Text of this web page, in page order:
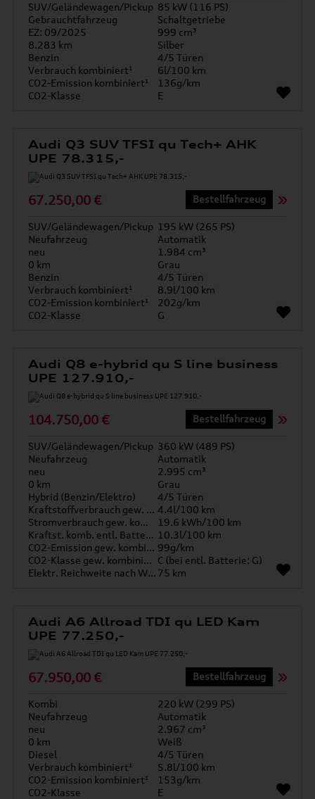
SUV/Geländewagen/Pickup 85 kW (116 PS)
Gebrauchtfahrzeug
Schaltgetriebe
EZ: 09/2025
999 cm³
8.283 km
Silber
Benzin
4/5 Türen
Verbrauch kombiniert¹
6l/100 km
CO2-Emission kombiniert¹
136g/km
CO2-Klasse
E
Audi Q3 SUV TFSI qu Tech+ AHK
UPE 78.315,-
67.250,00 € Bestellfahrzeug
SUV/Geländewagen/Pickup 195 kW (265 PS)
Neufahrzeug
Automatik
neu
1.984 cm³
0 km
Grau
Benzin
4/5 Türen
Verbrauch kombiniert¹
8.9l/100 km
CO2-Emission kombiniert¹
202g/km
CO2-Klasse
G
Audi Q8 e-hybrid qu S line business
UPE 127.910,-
104.750,00 € Bestellfahrzeug
SUV/Geländewagen/Pickup 360 kW (489 PS)
Neufahrzeug
Automatik
neu
2.995 cm³
0 km
Grau
Hybrid (Benzin/Elektro)
4/5 Türen
Kraftstoffverbrauch gew. kombiniert 4.4l/100 km
Stromverbrauch gew. kombiniert
19.6 kWh/100 km
Kraftst. komb. entl. Batterie 10.3l/100 km
CO2-Emission gew. kombiniert 99g/km
CO2-Klasse gew. kombiniert C (bei entl. Batterie: G)
Elektr. Reichweite nach WLTP* 75 km
Audi A6 Allroad TDI qu LED Kam
UPE 77.250,-
67.950,00 € Bestellfahrzeug
Kombi
220 kW (299 PS)
Neufahrzeug
Automatik
neu
2.967 cm³
0 km
Weiß
Diesel
4/5 Türen
Verbrauch kombiniert¹
5.8l/100 km
CO2-Emission kombiniert¹
153g/km
CO2-Klasse
E